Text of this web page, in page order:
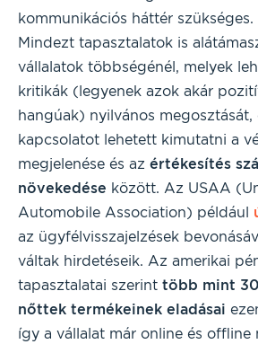
kommunikációs háttér szükséges.
Mindezt tapasztalatok is
vállalatok többségénél, melyek
kritikák (legyenek azok akár
hangúak) nyilvános megosztását,
kapcsolatot lehetett kimutatni a
megjelenése és az értékesítés
növekedése között. Az USAA
Automobile Association) például
az ügyfélvisszajelzések
váltak hirdetéseik. Az amerikai
tapasztalatai szerint több mint 30
nőttek termékeinek eladásai
így a vállalat már online és offline